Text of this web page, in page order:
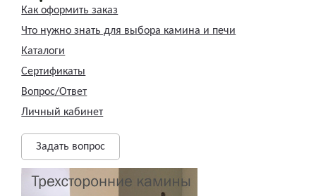
Как оформить заказ
Что нужно знать для выбора камина и печи
Каталоги
Сертификаты
Вопрос/Ответ
Личный кабинет
Задать вопрос